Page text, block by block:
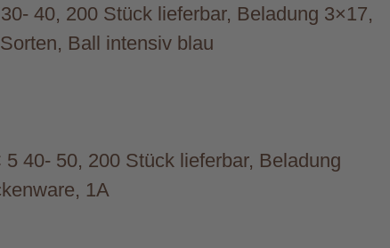
40, 200 Stück lieferbar, Beladung 3×17,
Ball intensiv blau
40- 50, 200 Stück lieferbar, Beladung
1A